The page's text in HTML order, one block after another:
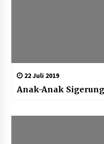
22 Juli 2019
Anak-Anak